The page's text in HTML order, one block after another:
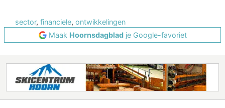
sector, financiele, ontwikkelingen
Maak Hoornsdagbladje Google-favoriet